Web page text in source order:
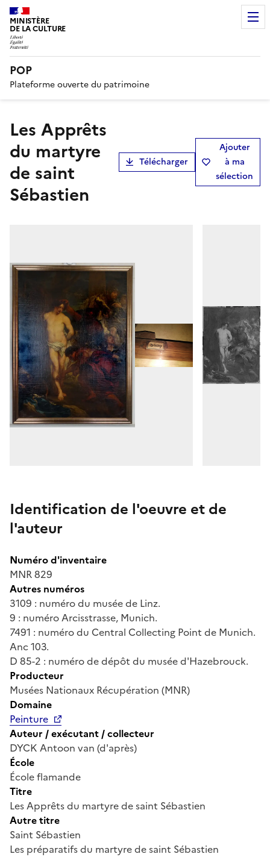
MINISTÈRE
DE LA CULTURE
POP
Plateforme ouverte du patrimoine
Les Apprêts
du martyre
de saint
Sébastien
Télécharger
Ajouter
à ma
sélection
Identification de l'oeuvre et de
l'auteur
Numéro d'inventaire
MNR 829
Autres numéros
3109 : numéro du musée de Linz.
9 : numéro Arcisstrasse, Munich.
7491 : numéro du Central Collecting Point de Munich.
Anc 103.
D 85-2 : numéro de dépôt du musée d'Hazebrouck.
Producteur
Musées Nationaux Récupération (MNR)
Domaine
Peinture
Auteur / exécutant / collecteur
DYCK Antoon van (d'après)
École
École flamande
Titre
Les Apprêts du martyre de saint Sébastien
Autre titre
Saint Sébastien
Les préparatifs du martyre de saint Sébastien